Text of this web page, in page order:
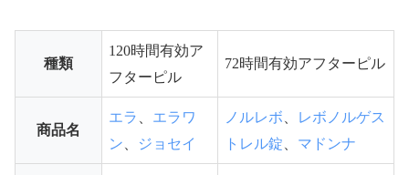
種類
120時間有効ア
フターピル
72時間有効アフターピル
商品名
エラ
エラワ
ン
ジョセイ
ノルレボ
レボノルゲス
トレル錠
マドンナ